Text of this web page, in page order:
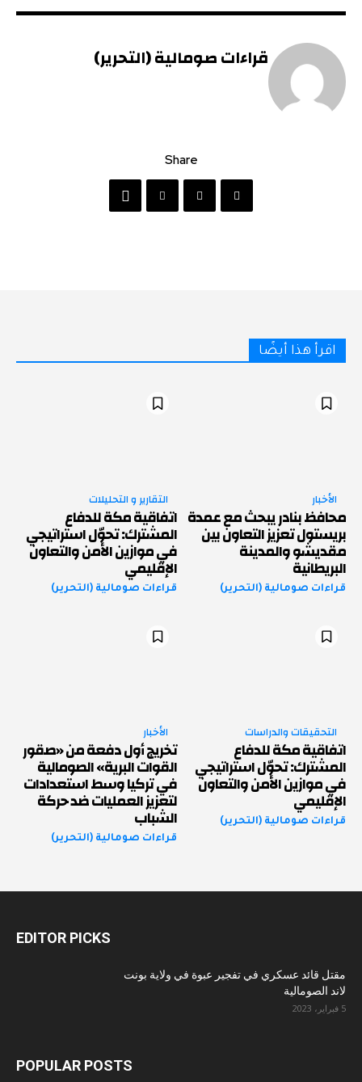
قراءات صومالية (التحرير)
Share
اقرأ هذا أيضًا
الأخبار
محافظ بنادر يبحث مع عمدة
بريستول تعزيز التعاون بين
مقديشو والمدينة
البريطانية
قراءات صومالية (التحرير)
التقارير و التحليلات
اتفاقية مكة للدفاع
المشترك: تحوّل استراتيجي
في موازين الأمن والتعاون
الإقليمي
قراءات صومالية (التحرير)
التحقيقات والدراسات
اتفاقية مكة للدفاع
المشترك: تحوّل استراتيجي
في موازين الأمن والتعاون
الإقليمي
قراءات صومالية (التحرير)
الأخبار
تخريج أول دفعة من «صقور
القوات البرية» الصومالية
في تركيا وسط استعدادات
لتعزيز العمليات ضد حركة
الشباب
قراءات صومالية (التحرير)
EDITOR PICKS
مقتل قائد عسكري في تفجير عبوة في ولاية بونت
لاند الصومالية
5 فبراير، 2023
POPULAR POSTS